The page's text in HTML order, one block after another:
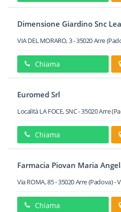
Dimensione Giardino Snc
VIA DEL MORARO, 3-35020Arre
Chiama
Euromed Srl
Località LA FOCE, SNC-35020Arre
Chiama
Farmacia Piovan Maria
Via ROMA, 85-35020Arre(Padova) -
Chiama